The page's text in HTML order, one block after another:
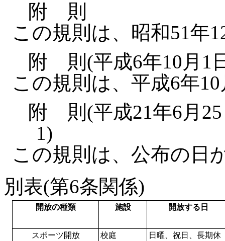
附 則
この規則は、昭和51年
附 則(平成6年10月1
この規則は、平成6年
附 則(平成21年6月
1)
この規則は、公布の日
別表(第6条関係)
開放の種類 施設 開放する日
スポーツ開放 校庭
日曜、祝日、長期休